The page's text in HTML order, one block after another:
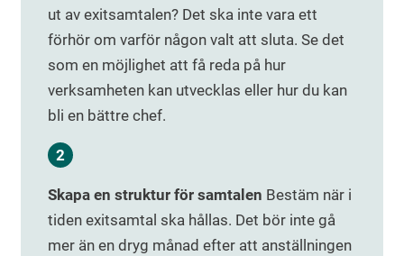
ut av exitsamtalen? Det ska inte vara ett
förhör om varför någon valt att sluta. Se det
som en möjlighet att få reda på hur
verksamheten kan utvecklas eller hur du kan
bli en bättre chef.
Skapa en struktur för samtalen Bestäm när i
tiden exitsamtal ska hållas. Det bör inte gå
mer än en dryg månad efter att anställningen